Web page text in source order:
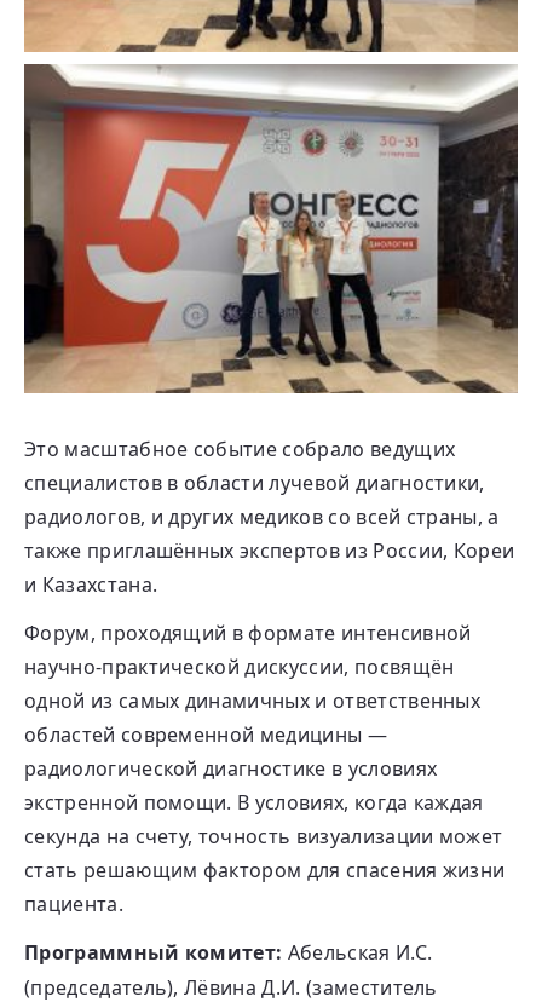
Это масштабное событие собрало ведущих
специалистов в области лучевой диагностики,
радиологов, и других медиков со всей страны, а
также приглашённых экспертов из России, Кореи
и Казахстана.
Форум, проходящий в формате интенсивной
научно-практической дискуссии, посвящён
одной из самых динамичных и ответственных
областей современной медицины —
радиологической диагностике в условиях
экстренной помощи. В условиях, когда каждая
секунда на счету, точность визуализации может
стать решающим фактором для спасения жизни
пациента.
Программный комитет: Абельская И.С.
(председатель), Лёвина Д.И. (заместитель